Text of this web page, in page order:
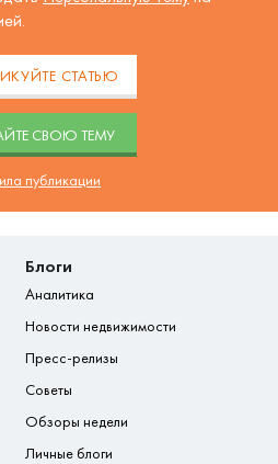
СТАТЬЮ
СВОЮ ТЕМУ
публикации
Блоги
Аналитика
Новости недвижимости
Пресс-релизы
Советы
Обзоры недели
Личные блоги